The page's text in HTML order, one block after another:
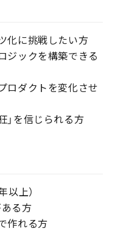
化に挑戦したい方
ジックを構築できる
ロダクトを変化させ
」を信じられる方
以上）
る方
作れる方